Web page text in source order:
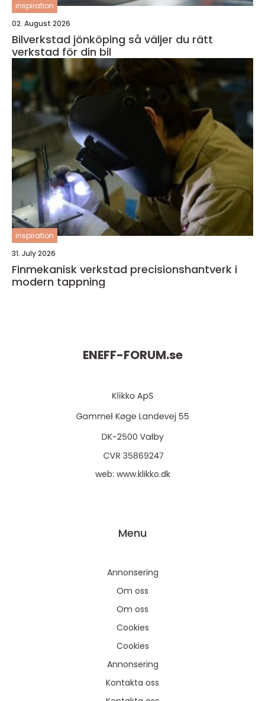
inspiration
02. August 2026
Bilverkstad jönköping så väljer du rätt
verkstad för din bil
inspiration
31. July 2026
Finmekanisk verkstad precisionshantverk i
modern tappning
ENEFF-FORUM.se
web: www.klikko.dk
Menu
Annonsering
Om oss
Om oss
Cookies
Cookies
Annonsering
Kontakta oss